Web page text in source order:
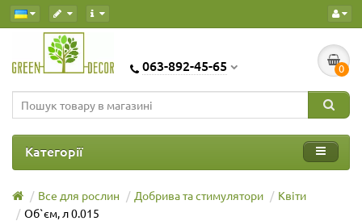
063-892-45-65 0
Категорії
Все для рослин Добрива та стимулятори
Квіти
Об`єм, л 0.015